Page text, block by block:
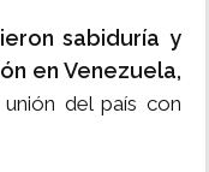
sabiduría y
en Venezuela,
del país con